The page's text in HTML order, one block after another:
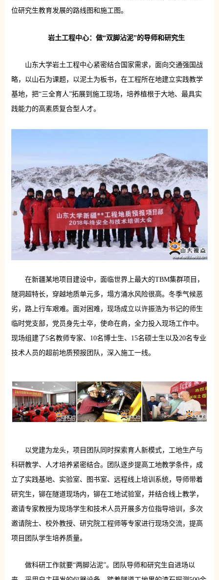
位研究生教育发展的路线图和施工图。
岩土工程中心：做“双脚沾泥”的导师和研究生
山东大学岩土工程中心紧密结合国家需求，面向交通强国战
略，以山石为课题，以泥土为板书，在工程所在地建立实践教学
基地，把“三全育人”拓展到施工现场，培养植根于大地、最具实
践能力的高素质复合型人才。
在新疆某地项目建设中，面临世界上最大的TBM集群项目，
隧洞超特长，穿越地质单元多，塌方涌水风险很高。冬季气候恶
劣，路上行车艰难。面对困难，现场成立以许振浩为书记的师生
临时党支部，党员身先士卒，使命在肩，全力投入现场工作中。
现场组建了5名教师专家、10名博士生、15名硕士生以及20名专业
技术人员的超前地质预报团队，深入施工一线。
以党建为龙头，项目团队同时探索育人新模式，工地生产与
科研教学、人才培养紧密结合。团队逐步提高工地教学条件，成
立了实践基地、实验室、图书室、远程线上培训系统，导师带着
研究生，铆在隧道现场内，铆在工地试验室，并结合线上教学，
邀请专家教授为现场学生和技术人员开展多方位指导培训，多次
邀请院士、校外教授、研究院工程师等专家进行现场交流，提高
项目团队学生培养质量。
做科研工作就要“两脚沾泥”。团队导师和研究生自进场以